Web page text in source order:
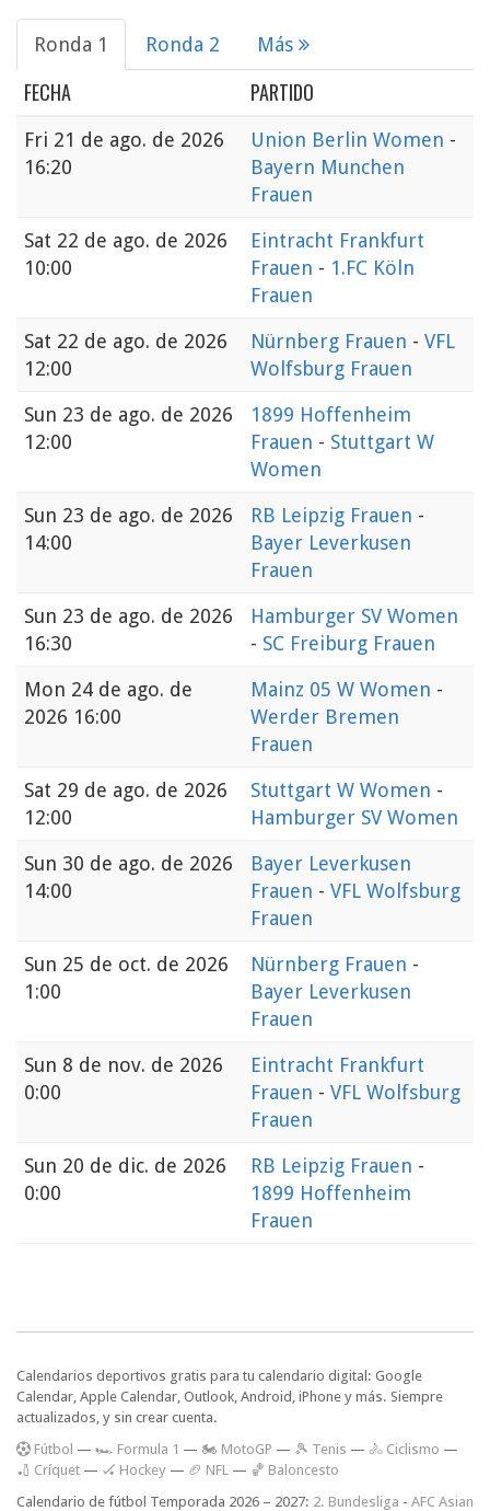
Ronda 1 Ronda 2 Más
FECHA PARTIDO
Fri 21 de ago. de 2026
16:20
Union Berlin Women -
Bayern Munchen
Frauen
Sat 22 de ago. de 2026
10:00
Eintracht Frankfurt
Frauen - 1.FC Köln
Frauen
Sat 22 de ago. de 2026
12:00
Nürnberg Frauen - VFL
Wolfsburg Frauen
Sun 23 de ago. de 2026
12:00
1899 Hoffenheim
Frauen - Stuttgart W
Women
Sun 23 de ago. de 2026
14:00
RB Leipzig Frauen -
Bayer Leverkusen
Frauen
Sun 23 de ago. de 2026
16:30
Hamburger SV Women
- SC Freiburg Frauen
Mon 24 de ago. de
2026 16:00
Mainz 05 W Women -
Werder Bremen
Frauen
Sat 29 de ago. de 2026
12:00
Stuttgart W Women -
Hamburger SV Women
Sun 30 de ago. de 2026
14:00
Bayer Leverkusen
Frauen - VFL Wolfsburg
Frauen
Sun 25 de oct. de 2026
1:00
Nürnberg Frauen -
Bayer Leverkusen
Frauen
Sun 8 de nov. de 2026
0:00
Eintracht Frankfurt
Frauen - VFL Wolfsburg
Frauen
Sun 20 de dic. de 2026
0:00
RB Leipzig Frauen -
1899 Hoffenheim
Frauen
Calendarios deportivos gratis para tu calendario digital: Google
Calendar, Apple Calendar, Outlook, Android, iPhone y más. Siempre
actualizados, y sin crear cuenta.
Fútbol — 🏎️ Formula 1 — 🏍 MotoGP — 🎾 Tenis — 🚴 Ciclismo —
🏏 Críquet — 🏑 Hockey — 🏈 NFL — 🏀 Baloncesto
Calendario de fútbol Temporada 2026 – 2027: 2. Bundesliga - AFC Asian